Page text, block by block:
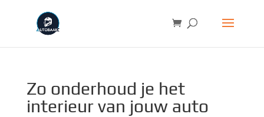
Zo onderhoud je het
interieur van jouw auto